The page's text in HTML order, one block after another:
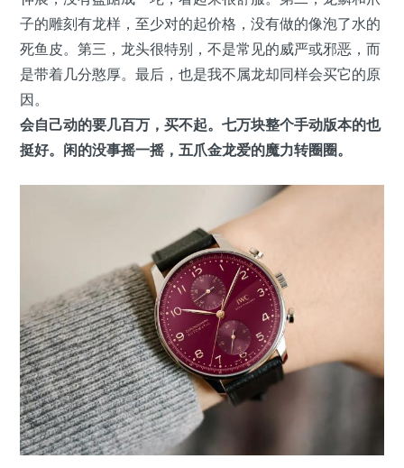
子的雕刻有龙样，至少对的起价格，没有做的像泡了水的
死鱼皮。第三，龙头很特别，不是常见的威严或邪恶，而
是带着几分憨厚。最后，也是我不属龙却同样会买它的原
因。
会自己动的要几百万，买不起。七万块整个手动版本的也
挺好。闲的没事摇一摇，五爪金龙爱的魔力转圈圈。